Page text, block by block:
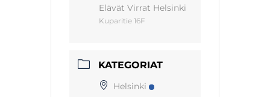
Elävät Virrat Helsinki
Kuparitie 16F
KATEGORIAT
Helsinki